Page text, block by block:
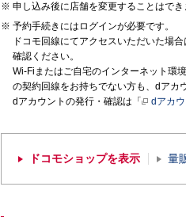
申し込み後に店舗を変更することはでき
予約手続きにはログインが必要です。
ドコモ回線にてアクセスいただいた場
確認ください。
Wi-Fiまたはご自宅のインターネット環
の契約回線をお持ちでない方も、dアカ
dアカウントの発行・確認は「
dアカ
ドコモショップを表示 量